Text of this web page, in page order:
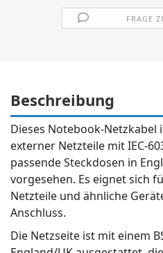
FRAGE
Beschreibung
Dieses Notebook-Netzkabel
externer Netzteile mit IEC-
passende Steckdosen in
vorgesehen. Es eignet sich
Netzteile und ähnliche
Anschluss.
Die Netzseite ist mit einem